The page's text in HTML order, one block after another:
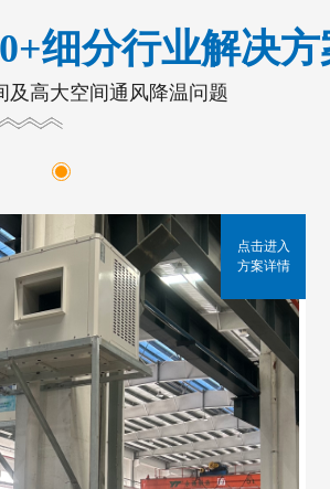
细分行业解决方
及高大空间通风降温问题
点击进入
方案详情